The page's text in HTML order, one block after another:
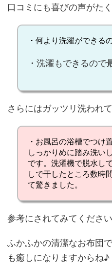
口コミ にも喜びの声がた
・何より 洗濯ができる
・ 洗濯もできるので
さらにはガッツリ洗われ
・ お風呂の浴槽でつけ
しっかりめに踏み洗い
です。 洗濯機で脱水 し
しで干した ところ数時
て驚きました。
参考にされてみてくださ
ふかふかの清潔なお布団
も癒しになりますからね♪